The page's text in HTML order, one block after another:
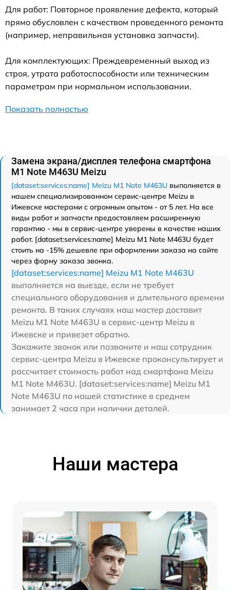
Для работ: Повторное проявление дефекта, который
прямо обусловлен с качеством проведенного ремонта
(например, неправильная установка запчасти).
Для комплектующих: Преждевременный выход из
строя, утрата работоспособности или техническим
параметрам при нормальном использовании.
Показать полностью
Замена экрана/дисплея телефона смартфона
M1 Note M463U Meizu
[dataset:services:name] Meizu M1 Note M463U выполняется в
нашем специализированном сервис-центре Meizu в
Ижевске мастерами с огромным опытом - от 5 лет. На все
виды работ и запчасти предоставляем расширенную
гарантию - мы в сервис-центре уверены в качестве наших
работ. [dataset:services:name] Meizu M1 Note M463U будет
стоить на -15% дешевле при оформлении заказа на сайте
через форму заказа звонка.
[dataset:services:name] Meizu M1 Note M463U
выполняется на выезде, если не требует
специального оборудования и длительного времени
ремонта. В таких случаях наш мастер доставит
Meizu M1 Note M463U в сервис-центр Meizu в
Ижевске и привезет обратно.
Закажите звонок или позвоните и наш сотрудник
сервис-центра Meizu в Ижевске проконсультирует и
рассчитает стоимость работ над смартфона Meizu
M1 Note M463U. [dataset:services:name] Meizu M1
Note M463U по нашей статистике в среднем
занимает 2 часа при наличии деталей.
Наши мастера